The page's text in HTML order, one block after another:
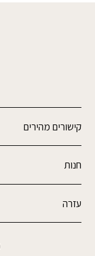
קישורים מהירים
חנות
עזרה